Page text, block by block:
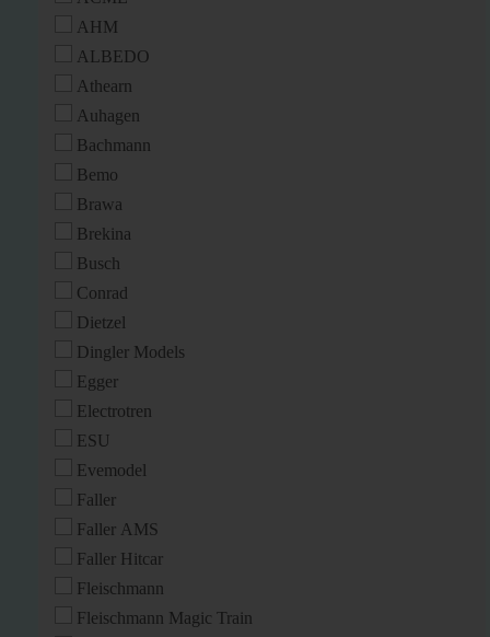
AHM
ALBEDO
Athearn
Auhagen
Bachmann
Bemo
Brawa
Brekina
Busch
Conrad
Dietzel
Dingler Models
Egger
Electrotren
ESU
Evemodel
Faller
Faller AMS
Faller Hitcar
Fleischmann
Fleischmann Magic Train